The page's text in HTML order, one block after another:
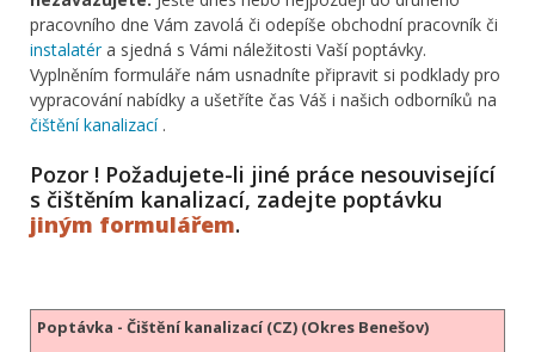
pracovního dne Vám zavolá či odepíše obchodní pracovník či
instalatéra sjedná s Vámi náležitosti Vaší poptávky.
Vyplněním formuláře nám usnadníte připravit si podklady pro
vypracování nabídky a ušetříte čas Váš i našich odborníků na
čištění kanalizací.
Pozor ! Požadujete-li jiné práce nesouvisející
s čištěním kanalizací, zadejte poptávku
jiným formulářem.
Poptávka - Čištění kanalizací (CZ) (Okres Benešov)